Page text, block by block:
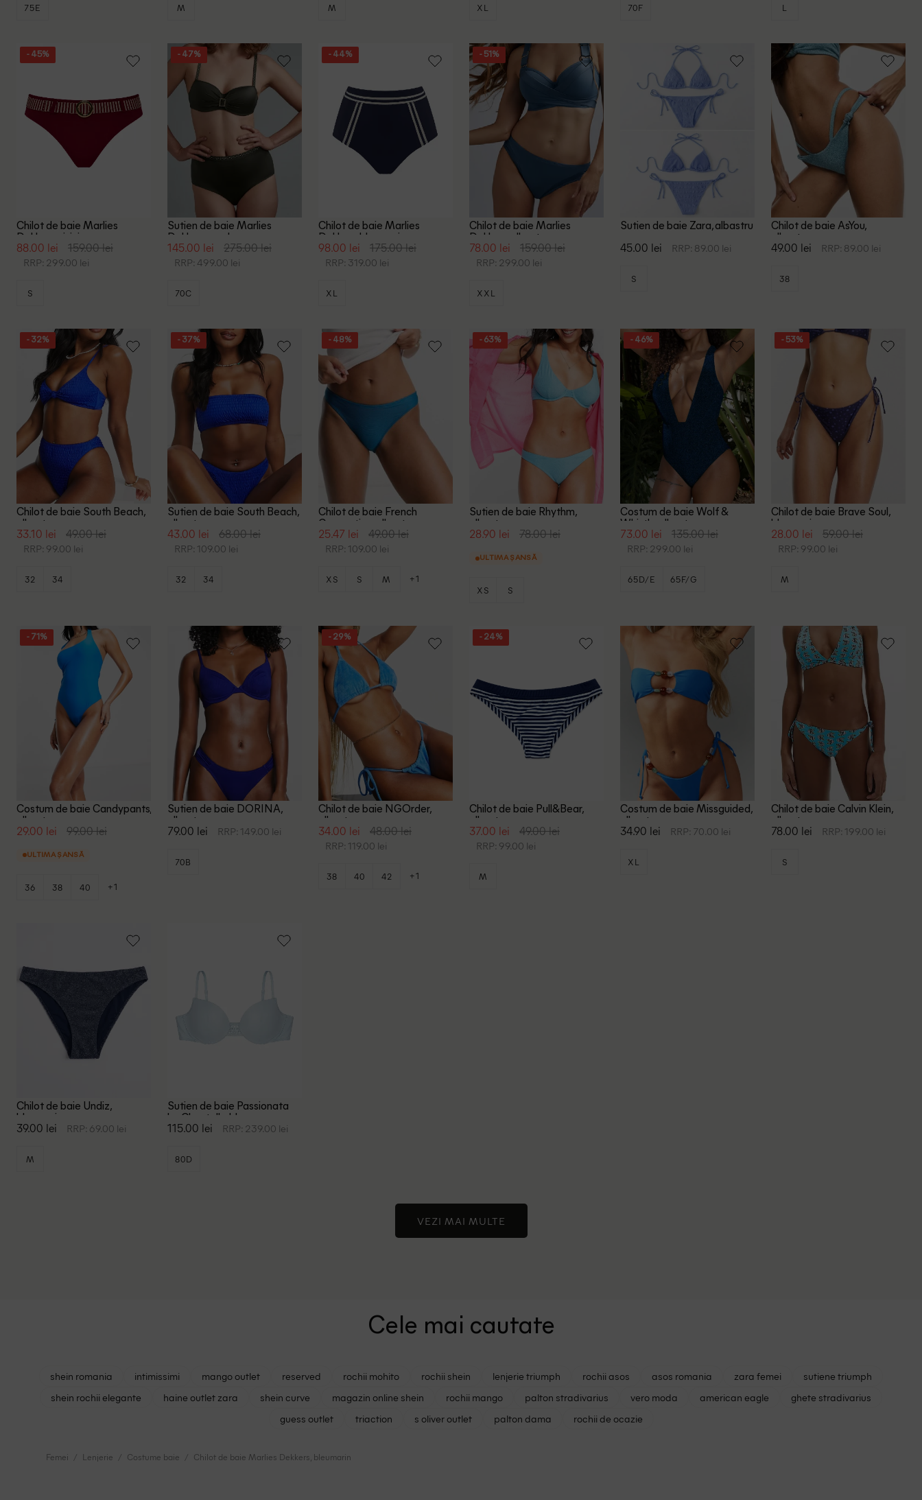
75E M M XL 70F L
- 45%
Chilot de baie Marlies
Dekkers, visiniu
88.00 lei 159.00 lei
RRP: 299.00 lei
S
- 47%
Sutien de baie Marlies
Dekkers, verde
145.00 lei 275.00 lei
RRP: 499.00 lei
70C
- 44%
Chilot de baie Marlies
Dekkers, bleumarin
98.00 lei 175.00 lei
RRP: 319.00 lei
XL
- 51%
Chilot de baie Marlies
Dekkers, albastru
78.00 lei 159.00 lei
RRP: 299.00 lei
XXL
Sutien de baie Zara, albastru
45.00 lei RRP: 89.00 lei
S
Chilot de baie AsYou,
albastru
49.00 lei RRP: 89.00 lei
38
- 32%
Chilot de baie South Beach,
albastru
33.10 lei 49.00 lei
RRP: 99.00 lei
32 34
- 37%
Sutien de baie South Beach,
albastru
43.00 lei 68.00 lei
RRP: 109.00 lei
32 34
- 48%
Chilot de baie French
Connection, albastru
25.47 lei 49.00 lei
RRP: 109.00 lei
XS S M +1
- 63%
Sutien de baie Rhythm,
albastru
28.90 lei 78.00 lei
ULTIMA ȘANSĂ
XS S
- 46%
Costum de baie Wolf &
Whistle, albastru
73.00 lei 135.00 lei
RRP: 299.00 lei
65D/E 65F/G
- 53%
Chilot de baie Brave Soul,
bleumarin
28.00 lei 59.00 lei
RRP: 99.00 lei
M
- 71%
Costum de baie Candypants,
albastru
29.00 lei 99.00 lei
ULTIMA ȘANSĂ
36 38 40 +1
Sutien de baie DORINA,
albastru
79.00 lei RRP: 149.00 lei
70B
- 29%
Chilot de baie NGOrder,
albastru
34.00 lei 48.00 lei
RRP: 119.00 lei
38 40 42 +1
- 24%
Chilot de baie Pull&Bear,
albastru
37.00 lei 49.00 lei
RRP: 99.00 lei
M
Costum de baie Missguided,
albastru
34.90 lei RRP: 70.00 lei
XL
Chilot de baie Calvin Klein,
albastru
78.00 lei RRP: 199.00 lei
S
Chilot de baie Undiz,
bleumarin
39.00 lei RRP: 69.00 lei
M
Sutien de baie Passionata
by Chantelle, bleu
115.00 lei RRP: 239.00 lei
80D
VEZI MAI MULTE
Cele mai cautate
shein romania intimissimi mango outlet reserved rochii mohito rochii shein lenjerie triumph rochii asos asos romania zara femei
sutiene triumph
shein rochii elegante
haine outlet zara shein curve magazin online shein rochii mango palton stradivarius vero moda american eagle
ghete stradivarius
guess outlet
triaction s oliver outlet palton dama rochii de ocazie
Femei Lenjerie Costume baie Chilot de baie Marlies Dekkers, bleumarin